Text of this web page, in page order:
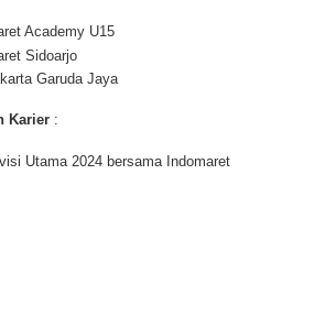
Academy U15
Sidoarjo
Garuda Jaya
Karier :
Utama 2024 bersama Indomaret